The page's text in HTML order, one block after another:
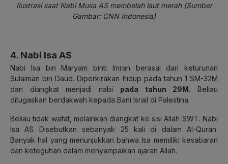
Ilustrasi saat Nabi Musa AS membelah laut merah (Sumber
Gambar: CNN Indonesia)
4. Nabi Isa AS
Nabi Isa bin Maryam binti Imran berasal dari keturunan
Sulaiman bin Daud. Diperkirakan hidup pada tahun 1 SM-32M
dan diangkat menjadi nabi pada tahun 29M. Beliau
ditugaskan berdakwah kepada Bani Israil di Palestina.
Beliau tidak wafat, melainkan diangkat ke sisi Allah SWT. Nabi
Isa AS Disebutkan sebanyak 25 kali di dalam Al-Quran.
Banyak hal yang menunjukkan bahwa Isa memiliki kesabaran
dan keteguhan dalam menyampaikan ajaran Allah.